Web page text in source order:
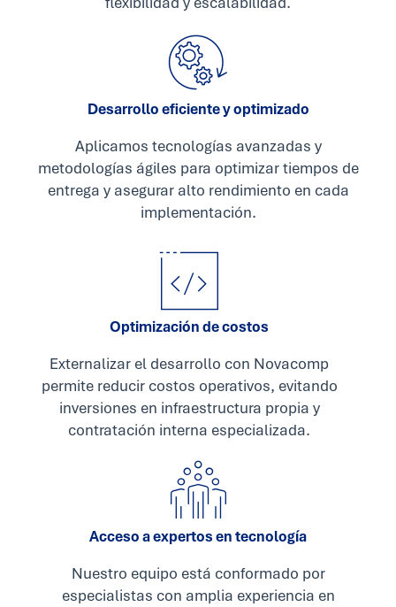
Desarrollo eficiente y optimizado
Aplicamos tecnologías avanzadas y
metodologías ágiles para optimizar tiempos de
entrega y asegurar alto rendimiento en cada
implementación.
Optimización de costos
Externalizar el desarrollo con Novacomp
permite reducir costos operativos, evitando
inversiones en infraestructura propia y
contratación interna especializada.
Acceso a expertos en tecnología
Nuestro equipo está conformado por
especialistas con amplia experiencia en